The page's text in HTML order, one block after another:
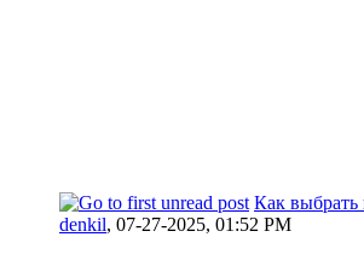
Как выбрать
denkil, 07-27-2025, 01:52 PM